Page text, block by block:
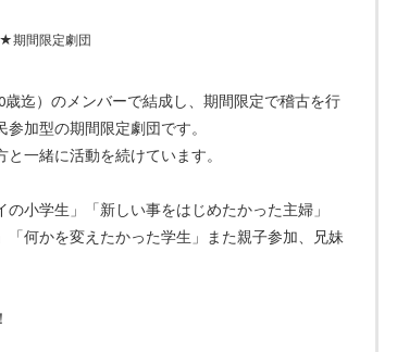
期間限定劇団
迄）のメンバーで結成し、期間限定で稽古を行
加型の期間限定劇団です。
一緒に活動を続けています。
小学生」「新しい事をはじめたかった主婦」
「何かを変えたかった学生」また親子参加、兄妹